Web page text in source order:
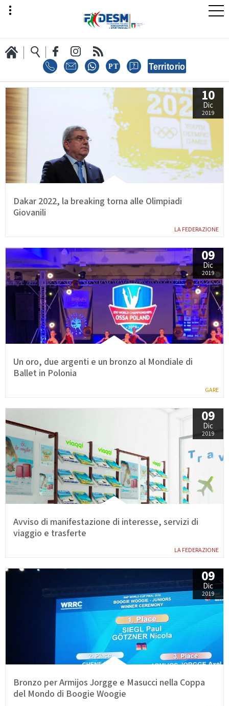
LA FEDERAZIONE
AREA SPORT
AREA TECNICA
Contatti Discipline
Tesseramento
Calendario Gare Media
LA FEDERAZIONE
10
Dic
2019
Dakar 2022, la breaking torna alle Olimpiadi
Giovanili
GARE
09
Dic
2019
Un oro, due argenti e un bronzo al Mondiale di
Ballet in Polonia
LA FEDERAZIONE
09
Dic
2019
Avviso di manifestazione di interesse, servizi di
viaggio e trasferte
09
Dic
2019
Bronzo per Armijos Jorgge e Masucci nella Coppa
del Mondo di Boogie Woogie